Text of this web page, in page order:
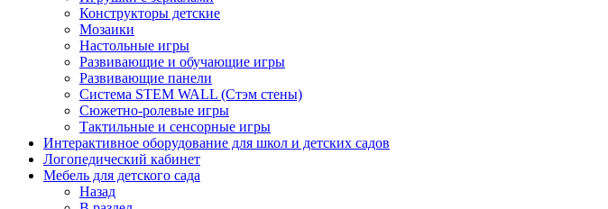
Конструкторы детские
Мозаики
Настольные игры
Развивающие и обучающие игры
Развивающие панели
Система STEM WALL (Cтэм стены)
Сюжетно-ролевые игры
Тактильные и сенсорные игры
Интерактивное оборудование для школ и детских садов
Логопедический кабинет
Мебель для детского сада
Назад